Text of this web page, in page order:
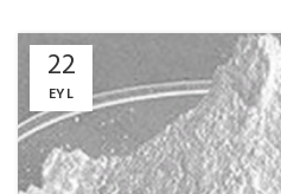
22
EYL